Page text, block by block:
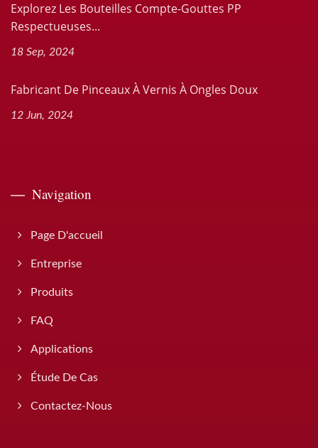
Explorez Les Bouteilles Compte-Gouttes PP
Respectueuses...
18 Sep, 2024
Fabricant De Pinceaux À Vernis À Ongles Doux
12 Jun, 2024
Navigation
Page D'accueil
Entreprise
Produits
FAQ
Applications
Étude De Cas
Contactez-Nous